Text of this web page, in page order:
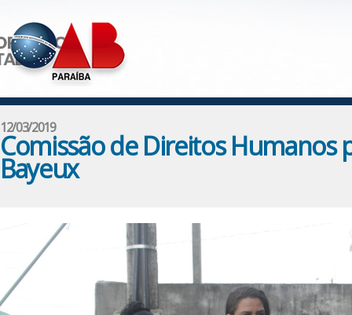
12/03/2019
Comissão de Direitos
Bayeux